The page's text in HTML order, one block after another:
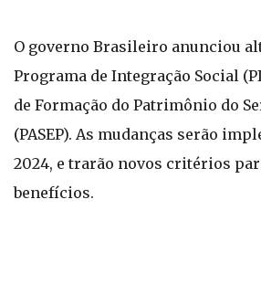
O governo Brasileiro anunciou
Programa de Integração Social
de Formação do Patrimônio do
(PASEP). As mudanças serão
2024, e trarão novos critérios
benefícios.